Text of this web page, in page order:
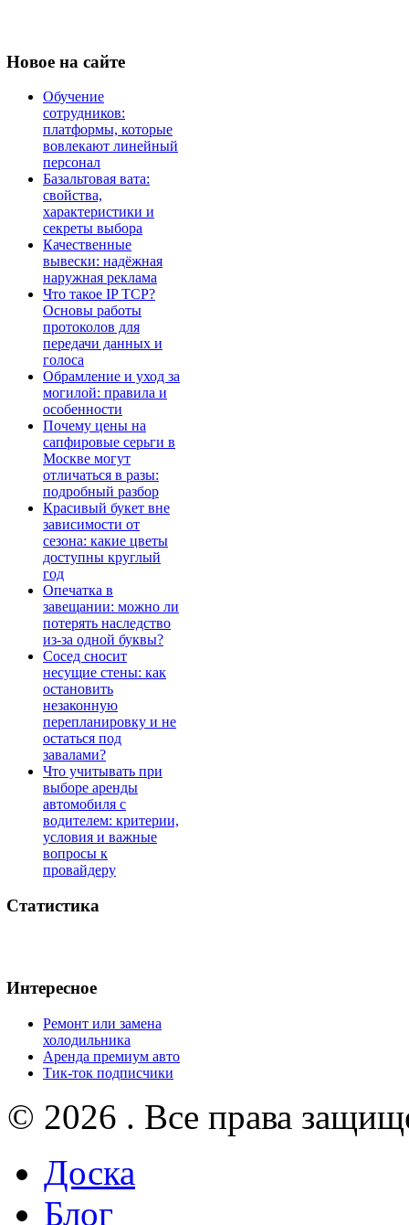
Новое на сайте
Обучение
сотрудников:
платформы, которые
вовлекают линейный
персонал
Базальтовая вата:
свойства,
характеристики и
секреты выбора
Качественные
вывески: надёжная
наружная реклама
Что такое IP TCP?
Основы работы
протоколов для
передачи данных и
голоса
Обрамление и уход за
могилой: правила и
особенности
Почему цены на
сапфировые серьги в
Москве могут
отличаться в разы:
подробный разбор
Красивый букет вне
зависимости от
сезона: какие цветы
доступны круглый
год
Опечатка в
завещании: можно ли
потерять наследство
из-за одной буквы?
Сосед сносит
несущие стены: как
остановить
незаконную
перепланировку и не
остаться под
завалами?
Что учитывать при
выборе аренды
автомобиля с
водителем: критерии,
условия и важные
вопросы к
провайдеру
Статистика
Интересное
Ремонт или замена
холодильника
Аренда премиум авто
Тик-ток подписчики
© 2026 . Все права
Доска
Блог